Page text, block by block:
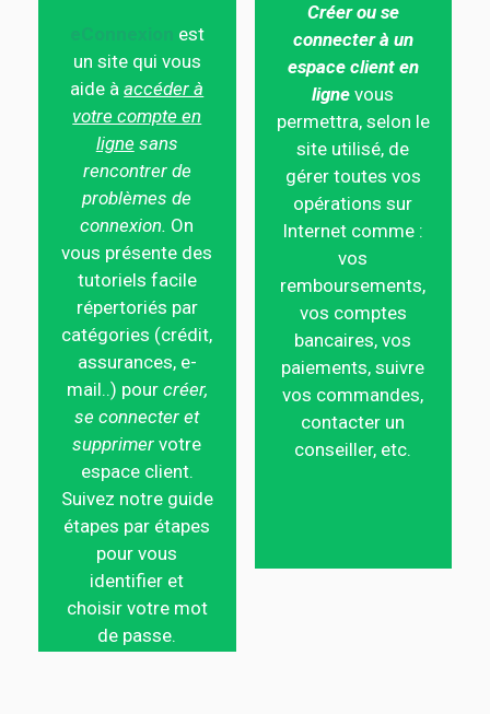
est
un site qui vous
aide àaccéder à
votre compte en
ligne sans
rencontrer de
problèmes de
connexion. On
vous présente des
tutoriels facile
répertoriés par
catégories (crédit,
assurances, e-
mail..) pour créer,
se connecter et
supprimer votre
espace client.
Suivez notre guide
étapes par étapes
pour vous
identifier et
choisir votre mot
de passe.
Créer ou se
connecter à un
espace client en
ligne vous
permettra, selon le
site utilisé, de
gérer toutes vos
opérations sur
Internet comme :
vos
remboursements,
vos comptes
bancaires, vos
paiements, suivre
vos commandes,
contacter un
conseiller, etc.